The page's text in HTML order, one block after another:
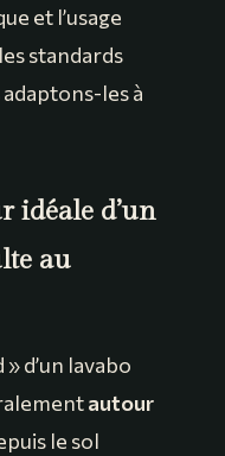
et l’usage
standards
les à
idéale d’un
au
d’un lavabo
autour
le sol